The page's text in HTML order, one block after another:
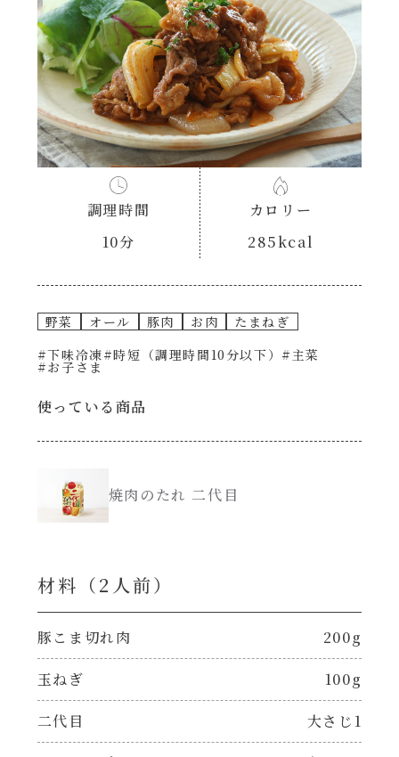
時短（調理時間10分以下）
お弁当
お祝い
おつまみ/おやつ
ごはんもの
サラダ
本気中華
グラタン/ドリア
シャンタン粉末（シャンタンチーズニングを
含む）
あえるハコネーゼジェノベーゼ
あえるハコネーゼペペロンチーノ
あえるハコネーゼたらこクリーム
シャンタンシリーズ
シャンタン粉末
創味のつゆ
京の和風だし
白だし
すき焼のたれ
調理時間
10分
カロリー
285kcal
野菜 オール 豚肉 お肉
たまねぎ
#下味冷凍#時短（調理時間10分以下） #主菜
#お子さま
使っている商品
焼肉のたれ 二代目
材料（2⼈前）
豚こま切れ肉 200g
玉ねぎ 100g
二代目 大さじ1